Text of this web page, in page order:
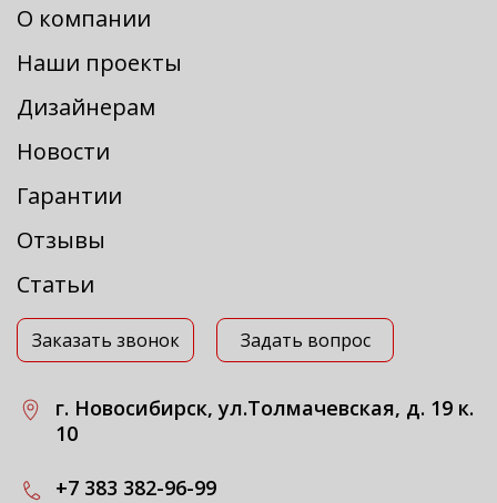
О компании
Наши проекты
Дизайнерам
Новости
Гарантии
Отзывы
Статьи
Заказать звонок Задать вопрос
г. Новосибирск, ул.Толмачевская, д. 19 к.
10
+7 383 382-96-99